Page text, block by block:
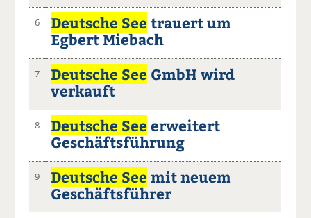
6 Deutsche Seetrauert um
Egbert Miebach
7 Deutsche See GmbH wird
verkauft
8 Deutsche Seeerweitert
Geschäftsführung
9 Deutsche Seemit neuem
Geschäftsführer